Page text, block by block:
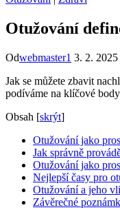
Otužování
Odwebmaster1 3. 2. 2025
Jak se můžete zbavit
podíváme na klíčové
Obsah [skrýt]
Otužování jako
Jak správně
Otužování jako
Nejlepší časy pro
Otužování a jeho
Závěrečné